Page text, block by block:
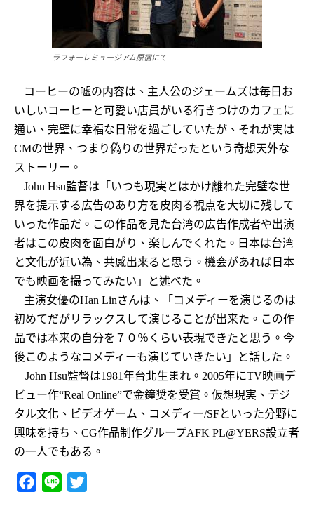
ラフォーレミュージアム原宿にて
コーヒーの嘘の内容は、 主人公のジェームズは毎日お
いしいコーヒーと可愛い店員がいる行きつけのカフェに
通い、完璧に幸福な日常を過ごしていたが、それが実は
CMの世界、つまり偽りの世界だったという奇想天外な
ストーリー。
John Hsu監督は「 いつも現実とはかけ離れた完璧な世
界を提示する広告のあり方を皮肉る視点を大切に残して
いった作品だ。この作品を見た台湾の広告作成者や出演
者はこの皮肉を面白がり、楽しんでくれた。日本は台湾
と文化が近い為、共感出来ると思う。機会があれば日本
でも映画を撮ってみたい」と述べた。
主演女優のHan Linさんは、「 コメディーを演じるのは
初めてだがリラックスして演じることが出来た。この作
品では本来の自分を７０％くらい表現できたと思う。今
後このようなコメディーも演じていきたい」と話した。
John Hsu監督は1981年台北生まれ。 2005年にTV映画デ
ビュ ー作“Real Online”で金鐘奨を受賞。仮想現実、デジ
タル文化、ビデオゲーム、コメディー/SFといった分野に
興味を持ち、 CG作品制作グループAFK PL@YERS設立者
の一人でもある。
Facebook
Line